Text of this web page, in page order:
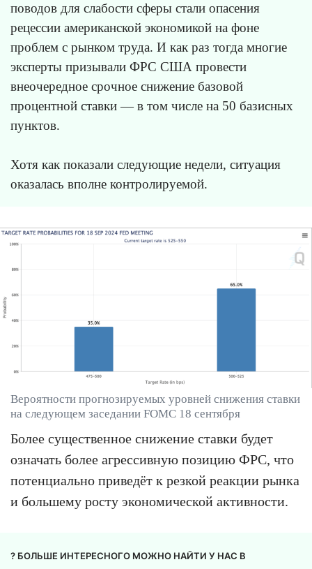
поводов для слабости сферы стали опасения
рецессии американской экономикой на фоне
проблем с рынком труда. И как раз тогда многие
эксперты призывали ФРС США провести
внеочередное срочное снижение базовой
процентной ставки — в том числе на 50 базисных
пунктов.
Хотя как показали следующие недели, ситуация
оказалась вполне контролируемой.
Вероятности прогнозируемых уровней снижения ставки
на следующем заседании FOMC 18 сентября
Более существенное снижение ставки будет
означать более агрессивную позицию ФРС, что
потенциально приведёт к резкой реакции рынка
и большему росту экономической активности.
? БОЛЬШЕ ИНТЕРЕСНОГО МОЖНО НАЙТИ У НАС В